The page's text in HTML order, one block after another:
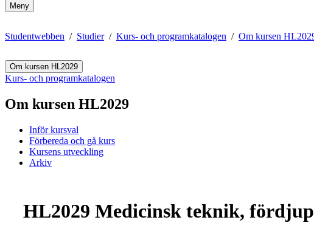
Meny
Studentwebben Studier Kurs- och programkatalogen Om kursen
Om kursen HL2029
Kurs- och programkatalogen
Om kursen HL2029
Inför kursval
Förbereda och gå kurs
Kursens utveckling
Arkiv
HL2029 Medicinsk teknik,